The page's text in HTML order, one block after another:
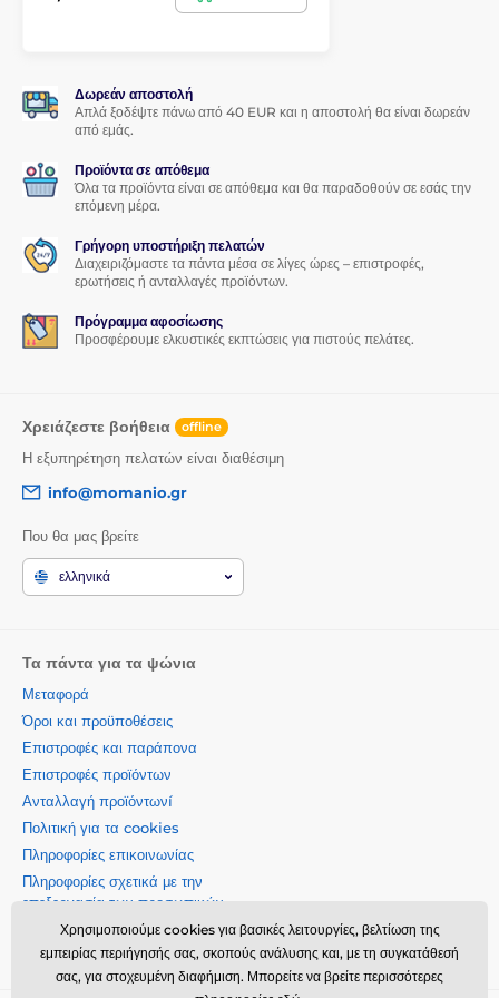
Σε αντίθεση με άλλα προστατευτικά γυαλιά, όλη η επιφάνεια
του προστατευτικού γυαλιού για Samsung Galaxy A41
απόλυτα τέλεια πρόσφυση σε όλη την επιφάνεια
υπάρχει κίνδυνος αποκόλλησης ή ξεφτίσματος των άκρων του
προστατευτικού γυαλιού.
Περιεχόμενα συσκευασίας:
1x προστατευτικό γυαλί
1x στεγνό πανί
Δωρεάν αποστολή
Απλά ξοδέψτε πάνω από 40 EUR και η αποστολή θα είναι δωρεάν
από εμάς.
Προϊόντα σε απόθεμα
Όλα τα προϊόντα είναι σε απόθεμα και θα παραδοθούν σε εσάς την
επόμενη μέρα.
Γρήγορη υποστήριξη πελατών
Διαχειριζόμαστε τα πάντα μέσα σε λίγες ώρες – επιστροφές,
ερωτήσεις ή ανταλλαγές προϊόντων.
Πρόγραμμα αφοσίωσης
Προσφέρουμε ελκυστικές εκπτώσεις για πιστούς πελάτες.
Χρειάζεστε βοήθεια offline
Η εξυπηρέτηση πελατών είναι διαθέσιμη
info@momanio.gr
Που θα μας βρείτε
ελληνικά
Τα πάντα για τα ψώνια
Μεταφορά
Όροι και προϋποθέσεις
Επιστροφές και παράπονα
Επιστροφές προϊόντων
Ανταλλαγή προϊόντωνí
Πολιτική για τα cookies
Πληροφορίες επικοινωνίας
Πληροφορίες σχετικά με την
επεξεργασία των προσωπικών
δεδομένων
Σχετικά με την εταιρεία μας
Χρησιμοποιούμε cookies για βασικές λειτουργίες, βελτίωση της
εμπειρίας περιήγησής σας, σκοπούς ανάλυσης και, με τη συγκατάθεσή
σας, για στοχευμένη διαφήμιση. Μπορείτε να βρείτε περισσότερες